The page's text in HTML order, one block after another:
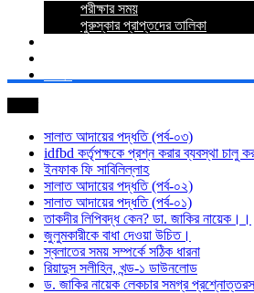
পরীক্ষার সময়
পুরুস্কার প্রাপ্তদের তালিকা
সালাত আদায়ের পদ্ধতি (পর্ব-০৩)
idfbd কর্তৃপক্ষকে প্রশ্ন করার ব্যবস্থা চালু
ইনফাক ফি সাবিলিল্লাহ
সালাত আদায়ের পদ্ধতি (পর্ব-০২)
সালাত আদায়ের পদ্ধতি (পর্ব-০১)
তাকদীর লিপিবদ্ধ কেন? ডা. জাকির নায়েক।।
জুলুমকারীকে বাধা দেওয়া উচিত।
স্বলাতের সময় সম্পর্কে সঠিক ধারনা
রিয়াদুস সলীহিন, খন্ড-১ ডাউনলোড
ড. জাকির নায়েক লেকচার সমগ্র